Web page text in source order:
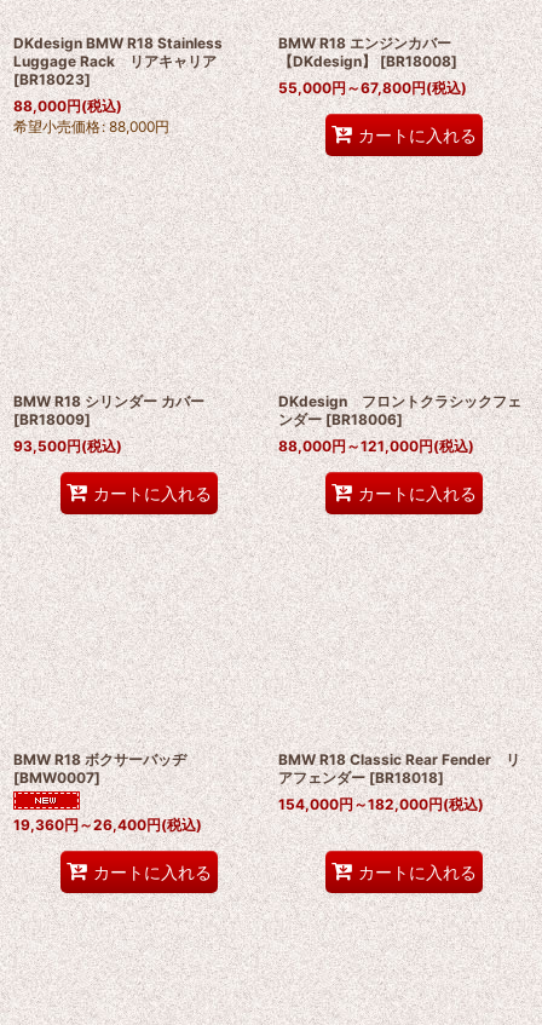
DKdesign BMW R18 Stainless
Luggage Rack リアキャリア
[BR18023]
88,000円(税込)
希望小売価格: 88,000円
BMW R18 エンジンカバー
【DKdesign】 [BR18008]
55,000円～67,800円(税込)
カートに入れる
BMW R18 シリンダー カバー
[BR18009]
93,500円(税込)
カートに入れる
DKdesign フロントクラシックフェ
ンダー [BR18006]
88,000円～121,000円(税込)
カートに入れる
BMW R18 ボクサーバッヂ
[BMW0007]
19,360円～26,400円(税込)
カートに入れる
BMW R18 Classic Rear Fender リ
アフェンダー [BR18018]
154,000円～182,000円(税込)
カートに入れる